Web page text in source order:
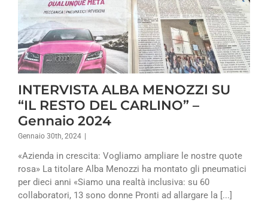
INTERVISTA ALBA MENOZZI SU
“IL RESTO DEL CARLINO” –
Gennaio 2024
Gennaio 30th, 2024
«Azienda in crescita: Vogliamo ampliare le nostre quote
rosa» La titolare Alba Menozzi ha montato gli pneumatici
per dieci anni «Siamo una realtà inclusiva: su 60
collaboratori, 13 sono donne Pronti ad allargare la [...]